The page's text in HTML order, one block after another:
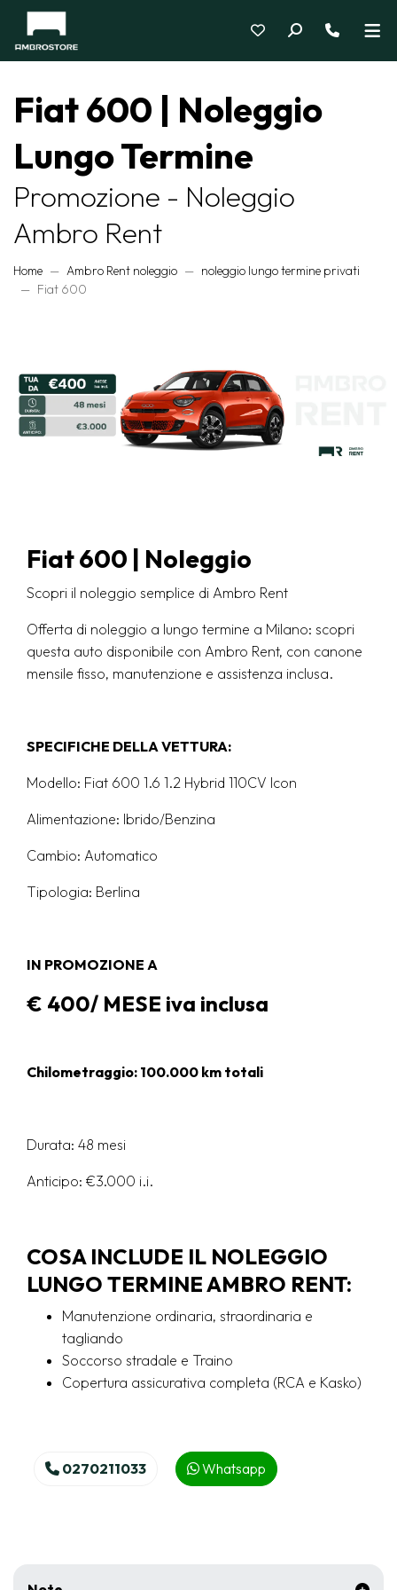
Fiat 600 | Noleggio
Lungo Termine
Promozione - Noleggio
Ambro Rent
Home Ambro Rent noleggio
noleggio lungo termine privati
Fiat 600
Fiat 600 | Noleggio
Scopri il noleggio semplice di Ambro Rent
Offerta di noleggio a lungo termine a Milano: scopri
questa auto disponibile con Ambro Rent, con canone
mensile fisso, manutenzione e assistenza inclusa.
SPECIFICHE DELLA VETTURA:
Modello: Fiat 600 1.6 1.2 Hybrid 110CV Icon
Alimentazione: Ibrido/Benzina
Cambio: Automatico
Tipologia: Berlina
IN PROMOZIONE A
€ 400/ MESE iva inclusa
Chilometraggio: 100.000 km totali
Durata: 48 mesi
Anticipo: €3.000 i.i.
COSA INCLUDE IL NOLEGGIO
LUNGO TERMINE AMBRO RENT:
Manutenzione ordinaria, straordinaria e
tagliando
Soccorso stradale e Traino
Copertura assicurativa completa (RCA e Kasko)
0270211033 Whatsapp